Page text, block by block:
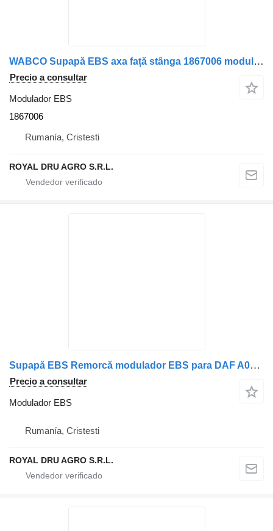
WABCO Supapă EBS axa față stânga 1867006 modulador EBS para DAF 4801066060 WABCO camión
Precio a consultar
Modulador EBS
1867006
Rumanía, Cristesti
ROYAL DRU AGRO S.R.L.
Supapă EBS Remorcă modulador EBS para DAF A0004319413/A0004318913/1601034/41211417/81523016208/81523016216/0004319413/0004318913/13115695/1935136/A000431871-16 camión
Precio a consultar
Modulador EBS
Rumanía, Cristesti
ROYAL DRU AGRO S.R.L.